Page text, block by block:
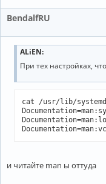
BendalfRU
ALiEN:
При тех настройках,
cat /usr/lib/
и читайте man ы оттуда